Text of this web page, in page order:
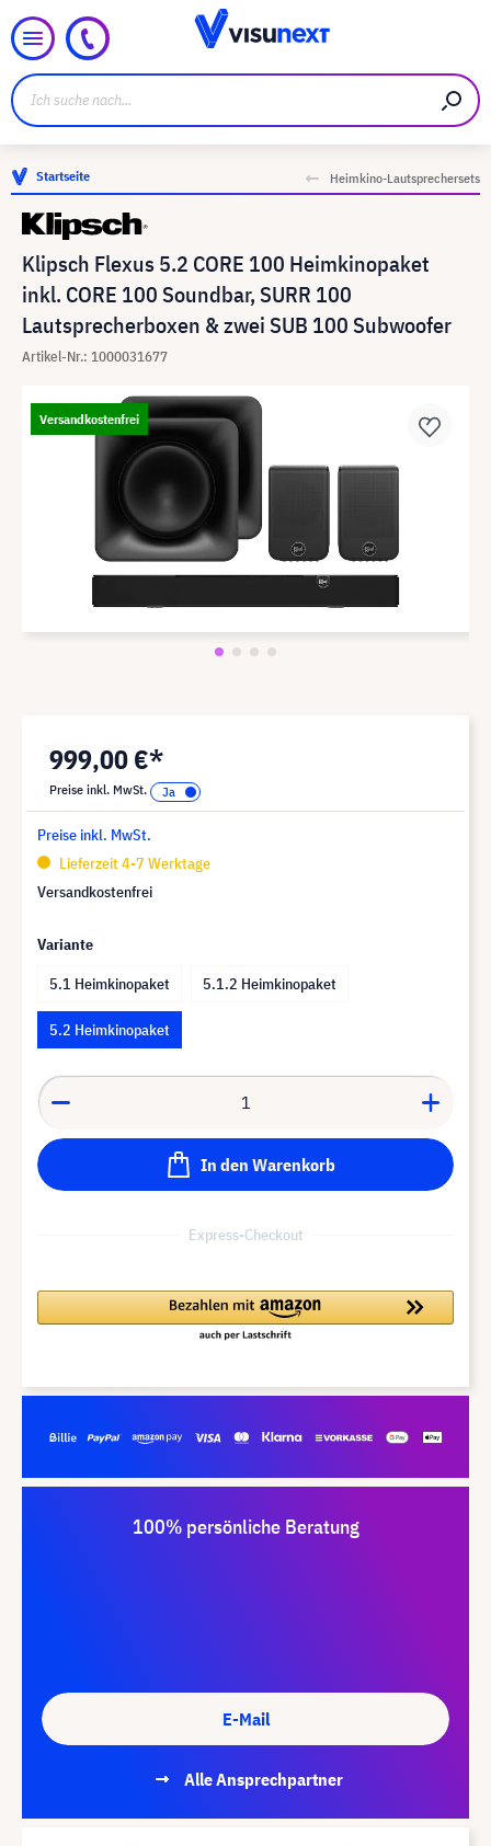
Startseite Heimkino-Lautsprechersets
Klipsch Flexus 5.2 CORE 100 Heimkinopaket
inkl. CORE 100 Soundbar, SURR 100
Lautsprecherboxen & zwei SUB 100 Subwoofer
Artikel-Nr.: 1000031677
Versandkostenfrei
999,00 €*
Preise inkl. MwSt.
Preise inkl. MwSt.
Lieferzeit 4-7 Werktage
Versandkostenfrei
Variante
5.1 Heimkinopaket
5.1.2 Heimkinopaket
5.2 Heimkinopaket
In den Warenkorb
Express-Checkout
100% persönliche Beratung
E-Mail
Alle Ansprechpartner